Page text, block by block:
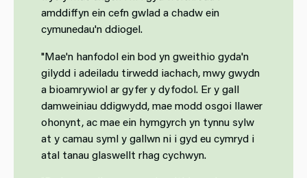
amddiffyn ein cefn gwlad a chadw ein
cymunedau'n ddiogel.
"Mae'n hanfodol ein bod yn gweithio gyda'n
gilydd i adeiladu tirwedd iachach, mwy gwydn
a bioamrywiol ar gyfer y dyfodol. Er y gall
damweiniau ddigwydd, mae modd osgoi llawer
ohonynt, ac mae ein hymgyrch yn tynnu sylw
at y camau syml y gallwn ni i gyd eu cymryd i
atal tanau glaswellt rhag cychwyn.